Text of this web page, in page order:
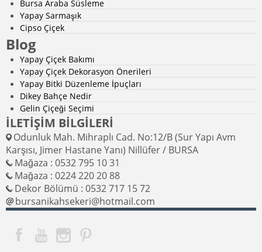
Bursa Araba Süsleme
Yapay Sarmaşık
Cipso Çiçek
Blog
Yapay Çiçek Bakımı
Yapay Çiçek Dekorasyon Önerileri
Yapay Bitki Düzenleme İpuçları
Dikey Bahçe Nedir
Gelin Çiçeği Seçimi
İLETİŞİM BİLGİLERİ
Odunluk Mah. Mihraplı Cad. No:12/B (Sur Yapı Avm
Karşısı, Jimer Hastane Yanı) Nillüfer / BURSA
Mağaza : 0532 795 10 31
Mağaza : 0224 220 20 88
Dekor Bölümü : 0532 717 15 72
bursanikahsekeri@hotmail.com